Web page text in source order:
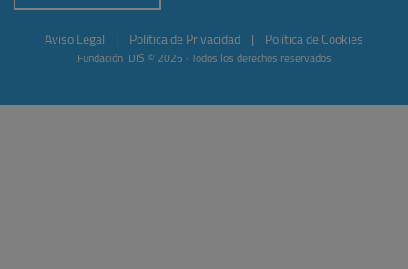
Aviso Legal Política de Privacidad Política de Cookies
Fundación IDIS © 2026 · Todos los derechos reservados